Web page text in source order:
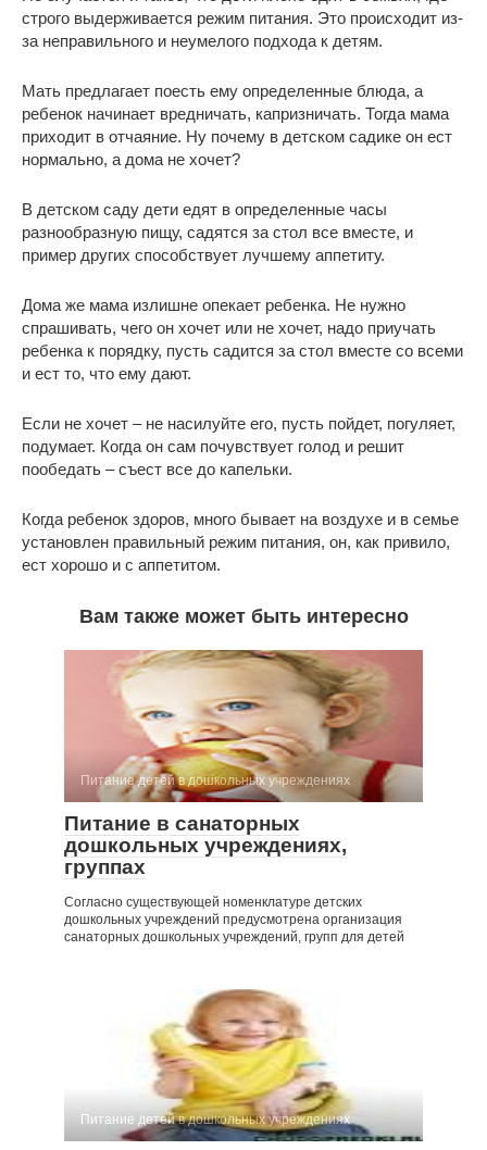
строго выдерживается режим питания. Это происходит из-
за неправильного и неумелого подхода к детям.
Мать предлагает поесть ему определенные блюда, а
ребенок начинает вредничать, капризничать. Тогда мама
приходит в отчаяние. Ну почему в детском садике он ест
нормально, а дома не хочет?
В детском саду дети едят в определенные часы
разнообразную пищу, садятся за стол все вместе, и
пример других способствует лучшему аппетиту.
Дома же мама излишне опекает ребенка. Не нужно
спрашивать, чего он хочет или не хочет, надо приучать
ребенка к порядку, пусть садится за стол вместе со всеми
и ест то, что ему дают.
Если не хочет – не насилуйте его, пусть пойдет, погуляет,
подумает. Когда он сам почувствует голод и решит
пообедать – съест все до капельки.
Когда ребенок здоров, много бывает на воздухе и в семье
установлен правильный режим питания, он, как привило,
ест хорошо и с аппетитом.
Вам также может быть интересно
Питание детей в дошкольных учреждениях
Питание в санаторных
дошкольных учреждениях,
группах
Согласно существующей номенклатуре детских
дошкольных учреждений предусмотрена организация
санаторных дошкольных учреждений, групп для детей
Питание детей в дошкольных учреждениях